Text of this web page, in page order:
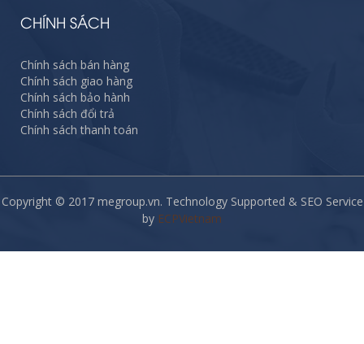
CHÍNH SÁCH
Chính sách bán hàng
Chính sách giao hàng
Chính sách bảo hành
Chính sách đổi trả
Chính sách thanh toán
Copyright © 2017 megroup.vn. Technology Supported & SEO Service
by ECPVietnam